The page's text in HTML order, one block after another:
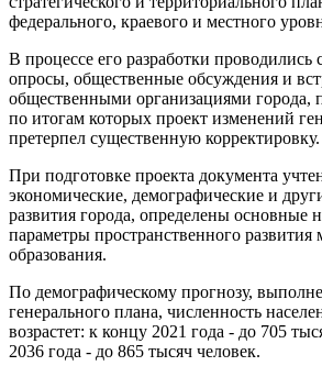
федерального, краевого и местного
В процессе его разработки проводились
опросы, общественные обсуждения и
общественными организациями города,
по итогам которых проект изменений
претерпел существенную корректировку.
При подготовке проекта документа
экономические, демографические и
развития города, определены основные
параметры пространственного
образования.
По демографическому прогнозу,
генерального плана, численность
возрастет: к концу 2021 года - до 705
2036 года - до 865 тысяч человек.